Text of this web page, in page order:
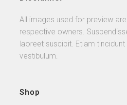
All images used for preview
respective owners.
laoreet suscipit. Etiam
vestibulum.
Shop